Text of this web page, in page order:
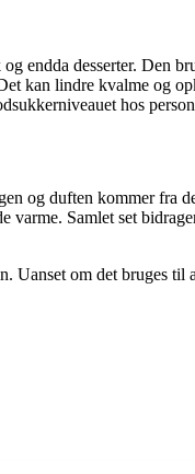
endda desserter. Den
kan lindre kvalme og
hos
og duften kommer fra
varme. Samlet set
om det bruges til